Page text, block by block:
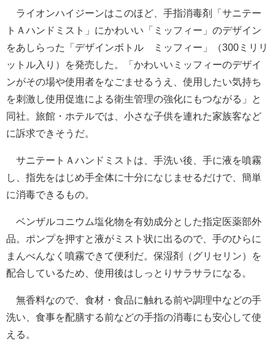
ライオンハイジーンはこのほど、手指消毒剤「サニテー
トＡハンドミスト」にかわいい「ミッフィー」のデザイン
をあしらった「デザインボトル ミッフィー」（300ミリリ
ットル入り）を発売した。「かわいいミッフィーのデザイ
ンがその場や使用者をなごませるうえ、使用したい気持ち
を刺激し使用促進による衛生管理の強化にもつながる」と
同社。旅館・ホテルでは、小さな子供を連れた家族客など
に訴求できそうだ。
サニテートＡハンドミストは、手洗い後、手に液を噴霧
し、指先をはじめ手全体に十分になじませるだけで、簡単
に消毒できるもの。
ベンザルコニウム塩化物を有効成分とした指定医薬部外
品。ポンプを押すと液がミスト状に出るので、手のひらに
まんべんなく噴霧できて便利だ。保湿剤（グリセリン）を
配合しているため、使用後はしっとりサラサラになる。
無香料なので、食材・食品に触れる前や調理中などの手
洗い、食事を配膳する前などの手指の消毒にも安心して使
える。